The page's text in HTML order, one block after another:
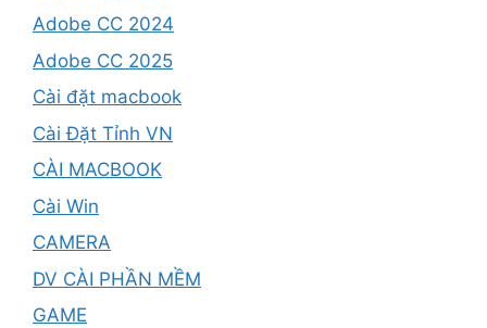
Adobe CC 2024
Adobe CC 2025
Cài đặt macbook
Cài Đặt Tỉnh VN
CÀI MACBOOK
Cài Win
CAMERA
DV CÀI PHẦN MỀM
GAME